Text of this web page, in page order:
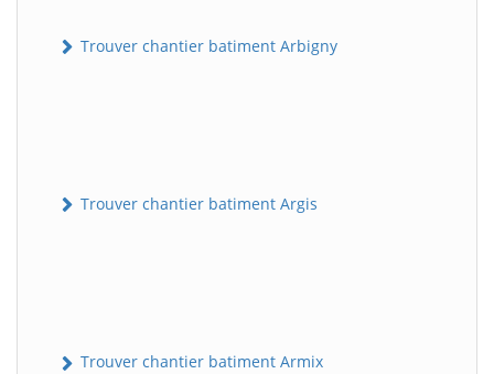
Trouver chantier batiment Arbigny
Trouver chantier batiment Argis
Trouver chantier batiment Armix